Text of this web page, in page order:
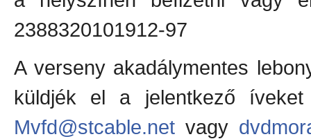
2388320101912-97
A verseny akadálymentes
küldjék el a jelentkező
Mvfd@stcable.net vagy